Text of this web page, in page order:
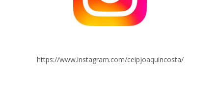
https://www.instagram.com/ceipjoaquincosta/